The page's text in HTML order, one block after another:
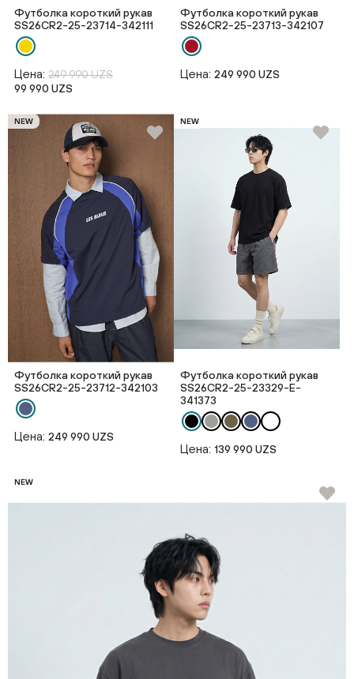
Футболка короткий рукав
SS26CR2-25-23714-342111
Цена: 249 990 UZS
99 990 UZS
Футболка короткий рукав
SS26CR2-25-23713-342107
Цена: 249 990 UZS
NEW
Футболка короткий рукав
SS26CR2-25-23712-342103
Цена: 249 990 UZS
NEW
Футболка короткий рукав
SS26CR2-25-23329-E-
341373
Цена: 139 990 UZS
NEW